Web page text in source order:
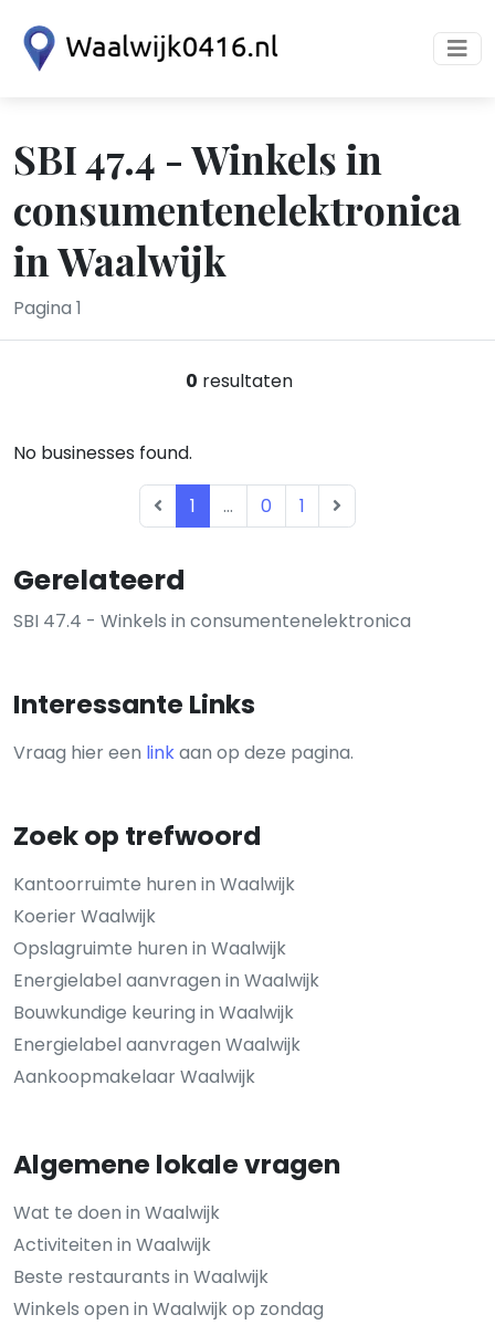
SBI 47.4 - Winkels in
consumentenelektronica
in Waalwijk
Pagina 1
Gerelateerd
SBI 47.4 - Winkels in consumentenelektronica
Interessante Links
Vraag hier een linkaan op deze pagina.
Zoek op trefwoord
Kantoorruimte huren in Waalwijk
Koerier Waalwijk
Opslagruimte huren in Waalwijk
Energielabel aanvragen in Waalwijk
Bouwkundige keuring in Waalwijk
Energielabel aanvragen Waalwijk
Aankoopmakelaar Waalwijk
Algemene lokale vragen
Wat te doen in Waalwijk
Activiteiten in Waalwijk
Beste restaurants in Waalwijk
Winkels open in Waalwijk op zondag
0 resultaten
No businesses found.
1 ... 0 1